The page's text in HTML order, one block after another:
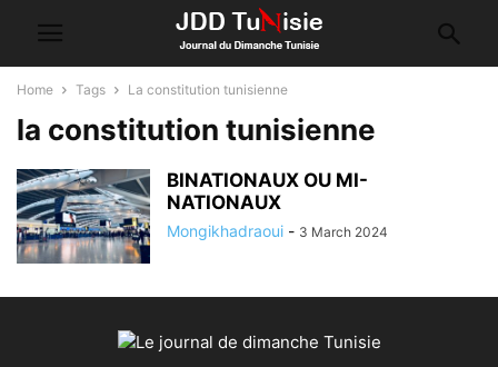
Home Tags La constitution tunisienne
la constitution tunisienne
BINATIONAUX OU MI-
NATIONAUX
Mongikhadraoui - 3 March 2024